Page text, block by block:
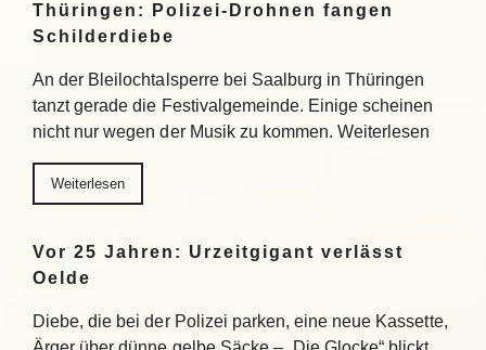
Thüringen: Polizei-Drohnen fangen
Schilderdiebe
An der Bleilochtalsperre bei Saalburg in Thüringen
tanzt gerade die Festivalgemeinde. Einige scheinen
nicht nur wegen der Musik zu kommen. Weiterlesen
Weiterlesen
Vor 25 Jahren: Urzeitgigant verlässt
Oelde
Diebe, die bei der Polizei parken, eine neue Kassette,